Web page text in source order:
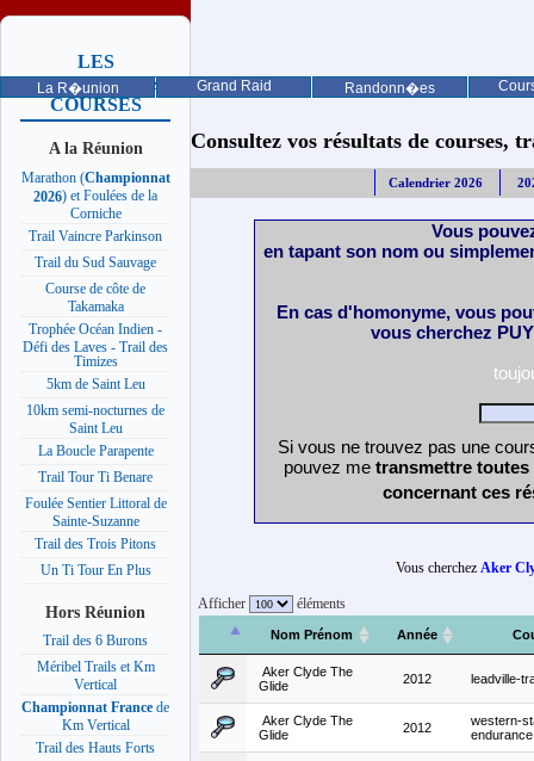
La R�union Grand Raid Randonn�es
LES
PROCHAINES
COURSES
A la Réunion
Marathon (Championnat
2026) et Foulées de la
Corniche
Trail Vaincre Parkinson
Trail du Sud Sauvage
Course de côte de
Takamaka
Trophée Océan Indien -
Défi des Laves - Trail des
Timizes
5km de Saint Leu
10km semi-nocturnes de
Saint Leu
La Boucle Parapente
Trail Tour Ti Benare
Foulée Sentier Littoral de
Sainte-Suzanne
Trail des Trois Pitons
Un Ti Tour En Plus
Hors Réunion
Trail des 6 Burons
Méribel Trails et Km
Vertical
Championnat France de
Km Vertical
Trail des Hauts Forts
Consultez vos résultats de courses,
Calendrier 2026
Vous
en tapant son nom ou
En cas d'homonyme, vous
vous cherchez
Si vous ne trouvez pas une
pouvez me transmettre
concernant ces
Vous cherchez Aker
Afficher éléments
Nom Prénom Année
Aker Clyde The
Glide
2012 leadville-
Aker Clyde The
Glide
2012
western-
endurance